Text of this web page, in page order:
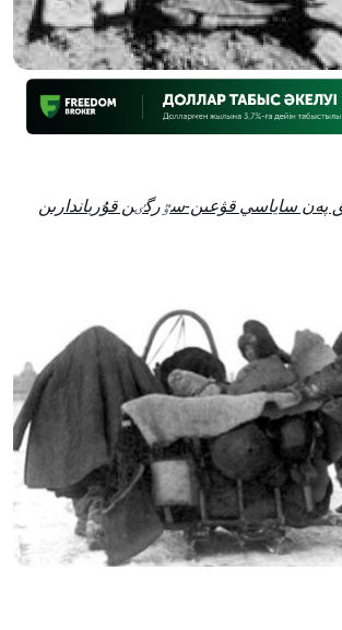
پەن ساياسي قۋعىن-سٷرگٸن قۇرباندارىن